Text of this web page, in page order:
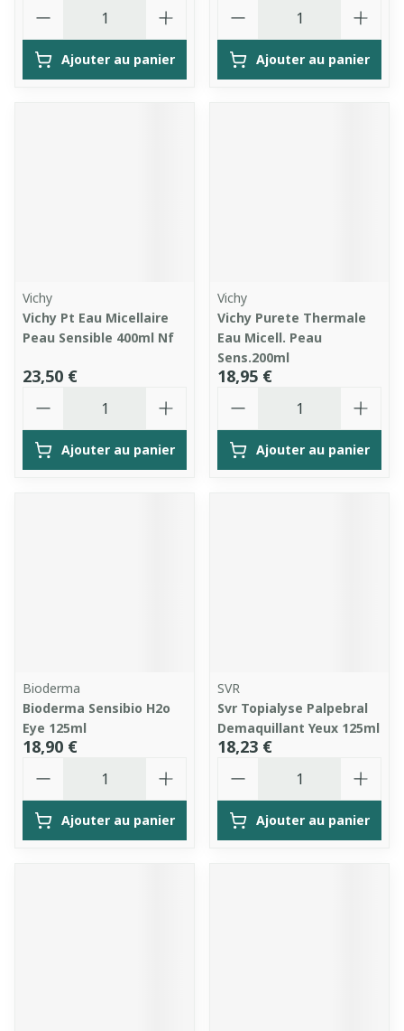
Ajouter au panier Ajouter au panier
Vichy
Vichy Pt Eau Micellaire
Peau Sensible 400ml Nf
23,50 €
Ajouter au panier
Vichy
Vichy Purete Thermale
Eau Micell. Peau
Sens.200ml
18,95 €
Ajouter au panier
Bioderma
Bioderma Sensibio H2o
Eye 125ml
18,90 €
Ajouter au panier
SVR
Svr Topialyse Palpebral
Demaquillant Yeux 125ml
18,23 €
Ajouter au panier